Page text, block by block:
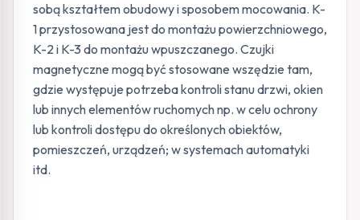
sobą kształtem obudowy i sposobem mocowania. K-
1 przystosowana jest do montażu powierzchniowego,
K-2 i K-3 do montażu wpuszczanego. Czujki
magnetyczne mogą być stosowane wszędzie tam,
gdzie występuje potrzeba kontroli stanu drzwi, okien
lub innych elementów ruchomych np. w celu ochrony
lub kontroli dostępu do określonych obiektów,
pomieszczeń, urządzeń; w systemach automatyki
itd.